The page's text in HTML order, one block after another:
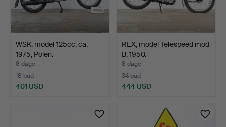
WSK, model 125cc, ca.
1975, Polen.
8 dage
18 bud
401 USD
REX, model Telespeed mod
B, 1950.
8 dage
34 bud
444 USD